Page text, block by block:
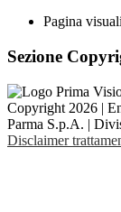
Pagina
Sezione
Copyright 2026 |
Parma S.p.A. |
Disclaimer